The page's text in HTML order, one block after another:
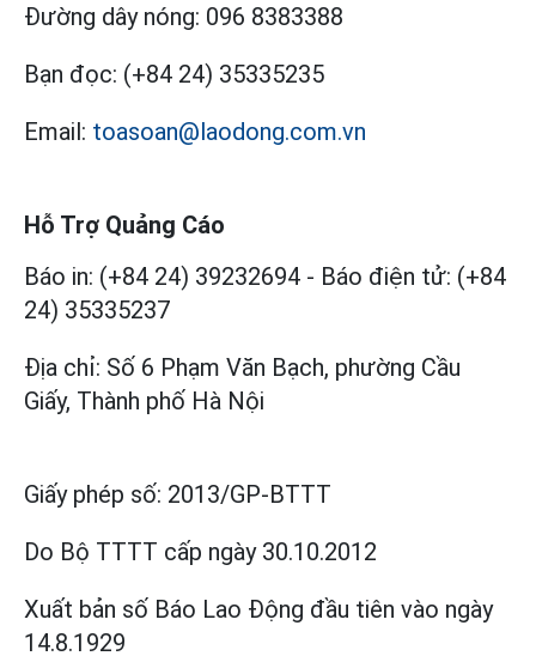
Đường dây nóng: 096 8383388
Bạn đọc: (+84 24) 35335235
Email: toasoan@laodong.com.vn
Hỗ Trợ Quảng Cáo
Báo in: (+84 24) 39232694 - Báo điện tử: (+84
24) 35335237
Địa chỉ: Số 6 Phạm Văn Bạch, phường Cầu
Giấy, Thành phố Hà Nội
Giấy phép số: 2013/GP-BTTT
Do Bộ TTTT cấp ngày 30.10.2012
Xuất bản số Báo Lao Động đầu tiên vào ngày
14.8.1929